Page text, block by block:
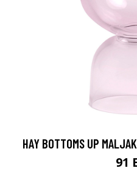
HAY BOTTOMS UP
91